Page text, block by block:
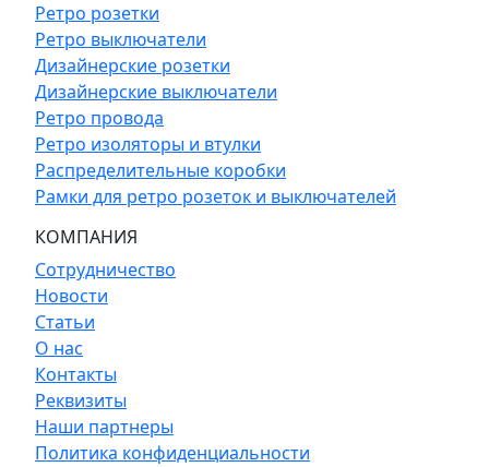
Ретро розетки
Ретро выключатели
Дизайнерские розетки
Дизайнерские выключатели
Ретро провода
Ретро изоляторы и втулки
Распределительные коробки
Рамки для ретро розеток и выключателей
КОМПАНИЯ
Сотрудничество
Новости
Статьи
О нас
Контакты
Реквизиты
Наши партнеры
Политика конфиденциальности